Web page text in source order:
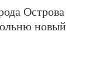
Острова
новый